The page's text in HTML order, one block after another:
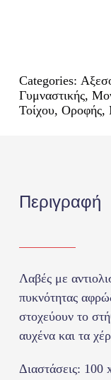
Categories:
Γυμναστικής,
Τοίχου, Οροφής,
Περιγραφή
Λαβές με
πυκνότητας
στοχεύουν το
αυχένα και τα
Διαστάσεις: